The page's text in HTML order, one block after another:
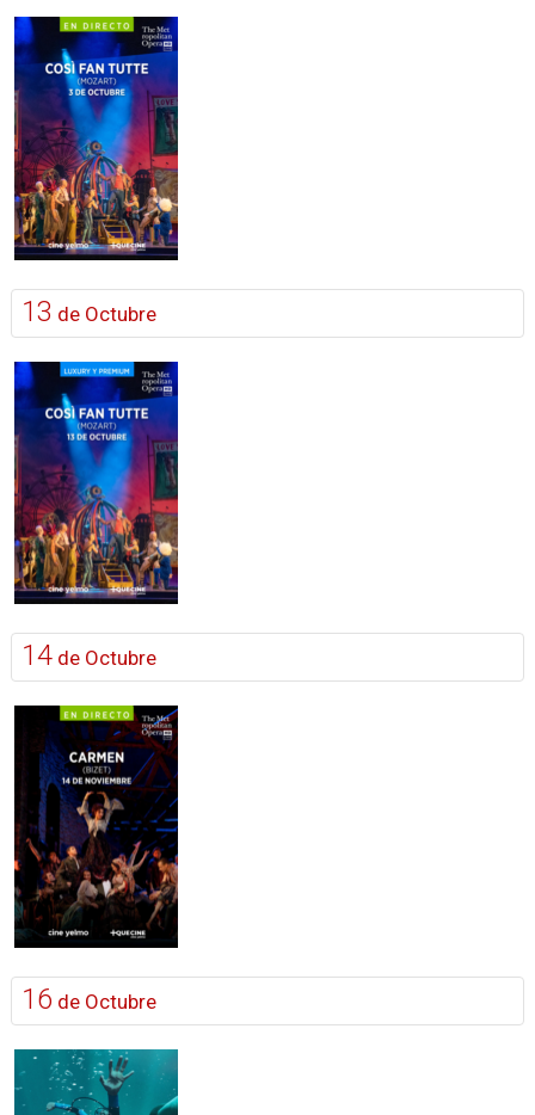
13 de Octubre
14de Octubre
16 de Octubre